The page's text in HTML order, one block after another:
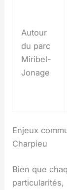
Autour
du parc
Miribel-
Jonage
Enjeux
Charpieu
Bien que